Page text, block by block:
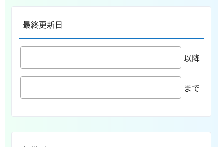
最終更新日
以降
まで